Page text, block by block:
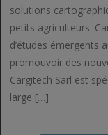
solutions
petits agriculteurs.
d’études émergents
promouvoir des
Cargitech Sarl est
large […]